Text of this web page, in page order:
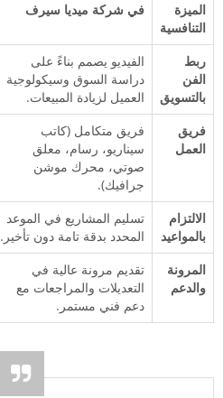
الميزة
التنافسية
في شركة ميديا سيرف
ربط
الفن
بالتسويق
الفيديو يصمم بناءً على
دراسة السوق وسيكولوجية
العميل لزيادة المبيعات.
فريق
العمل
فريق متكامل (كاتب
سيناريو، رسام، معلق
صوتي، محرك موشن
جرافيك).
الالتزام
بالمواعيد
تسليم المشاريع في الموعد
المحدد بدقة تامة دون تأخير.
المرونة
والدعم
تقديم مرونة عالية في
التعديلات والمراجعات مع
دعم فني مستمر.